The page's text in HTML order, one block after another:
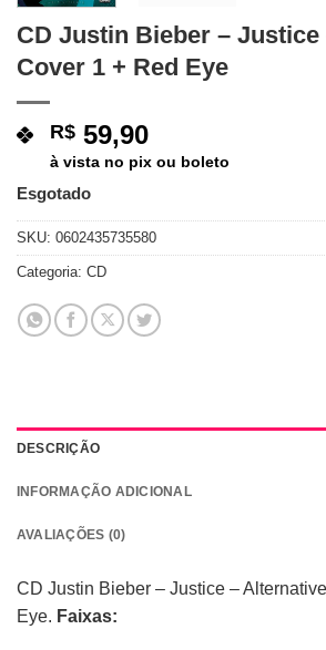
CD Justin Bieber –
Cover 1 + Red Eye
R$ 59,90
à vista no pix ou boleto
Esgotado
SKU: 0602435735580
Categoria: CD
DESCRIÇÃO
INFORMAÇÃO ADICIONAL
AVALIAÇÕES (0)
CD Justin Bieber – Justice –
Eye. Faixas: